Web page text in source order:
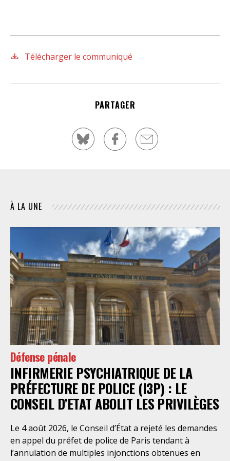
Télécharger le communiqué
PARTAGER
À LA UNE
Défense pénale
INFIRMERIE PSYCHIATRIQUE DE LA
PRÉFECTURE DE POLICE (I3P) : LE
CONSEIL D’ETAT ABOLIT LES PRIVILÈGES
Le 4 août 2026, le Conseil d’État a rejeté les demandes
en appel du préfet de police de Paris tendant à
l’annulation de multiples injonctions obtenues en